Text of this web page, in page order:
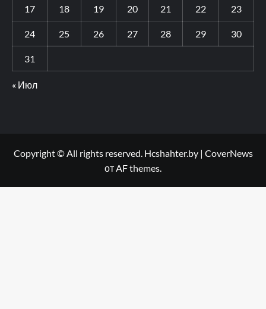
17 18 19 20 21 22 23
24 25 26 27 28 29 30
31
« Июл
Copyright © All rights reserved. Hcshahter.by | CoverNews
от AF themes.